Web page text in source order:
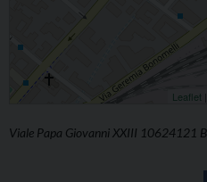
Leaflet
Viale Papa Giovanni XXIII 10624121